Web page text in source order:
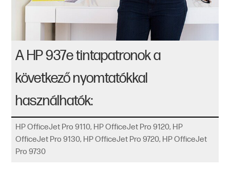
A HP 937e tintapatronok a
következő nyomtatókkal
használhatók:
HP OfficeJet Pro 9110, HP OfficeJet Pro 9120, HP
OfficeJet Pro 9130, HP OfficeJet Pro 9720, HP OfficeJet
Pro 9730